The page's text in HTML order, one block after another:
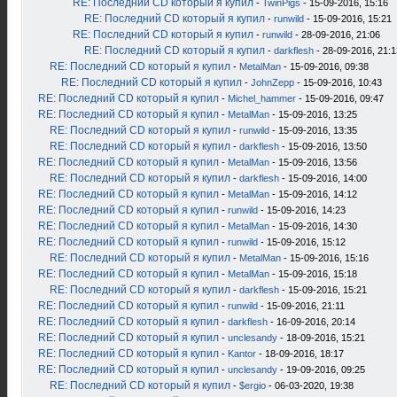
RE: Последний CD который я купил - TwinPigs - 15-09-2016, 15:16
RE: Последний CD который я купил - runwild - 15-09-2016, 15:21
RE: Последний CD который я купил - runwild - 28-09-2016, 21:06
RE: Последний CD который я купил - darkflesh - 28-09-2016,
RE: Последний CD который я купил - MetalMan - 15-09-2016, 09:38
RE: Последний CD который я купил - JohnZepp - 15-09-2016, 10:43
RE: Последний CD который я купил - Michel_hammer - 15-09-2016, 09:47
RE: Последний CD который я купил - MetalMan - 15-09-2016, 13:25
RE: Последний CD который я купил - runwild - 15-09-2016, 13:35
RE: Последний CD который я купил - darkflesh - 15-09-2016, 13:50
RE: Последний CD который я купил - MetalMan - 15-09-2016, 13:56
RE: Последний CD который я купил - darkflesh - 15-09-2016, 14:00
RE: Последний CD который я купил - MetalMan - 15-09-2016, 14:12
RE: Последний CD который я купил - runwild - 15-09-2016, 14:23
RE: Последний CD который я купил - MetalMan - 15-09-2016, 14:30
RE: Последний CD который я купил - runwild - 15-09-2016, 15:12
RE: Последний CD который я купил - MetalMan - 15-09-2016, 15:16
RE: Последний CD который я купил - MetalMan - 15-09-2016, 15:18
RE: Последний CD который я купил - darkflesh - 15-09-2016, 15:21
RE: Последний CD который я купил - runwild - 15-09-2016, 21:11
RE: Последний CD который я купил - darkflesh - 16-09-2016, 20:14
RE: Последний CD который я купил - unclesandy - 18-09-2016, 15:21
RE: Последний CD который я купил - Kantor - 18-09-2016, 18:17
RE: Последний CD который я купил - unclesandy - 19-09-2016, 09:25
RE: Последний CD который я купил - $ergio - 06-03-2020, 19:38